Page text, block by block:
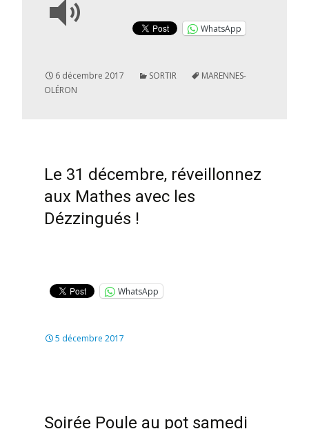
WhatsApp
6 décembre 2017 SORTIR
MARENNES-
OLÉRON
Le 31 décembre, réveillonnez
aux Mathes avec les
Dézzingués !
WhatsApp
5 décembre 2017
Soirée Poule au pot samedi